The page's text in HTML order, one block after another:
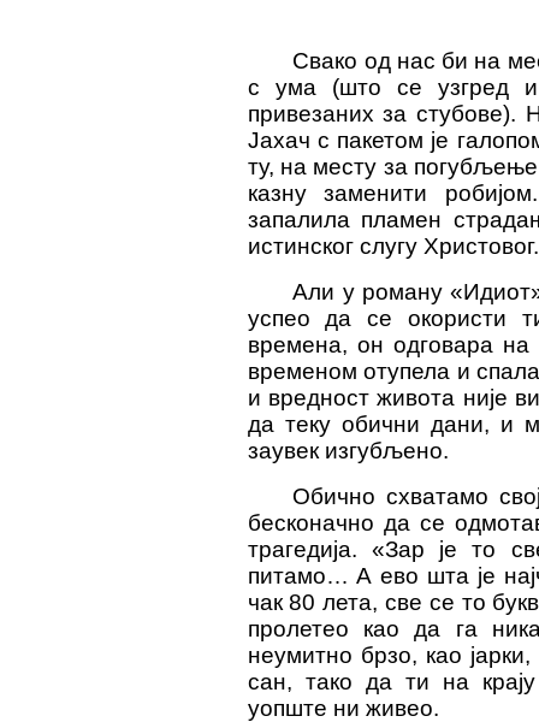
Свако од нас би на
с ума (што се узгред
привезаних за стубове).
Јахач с пакетом је
ту, на месту за
казну заменити
запалила пламен
истинског слугу Христовог.
Али у роману
успео да се окористи
времена, он одговара
временом отупела и
и вредност живота није
да теку обични дани, и
заувек изгубљено.
Обично схватамо
бесконачно да се
трагедија. «Зар је то
питамо… А ево шта је
чак 80 лета, све се то
пролетео као да га
неумитно брзо, као
сан, тако да ти на
уопште ни живео.